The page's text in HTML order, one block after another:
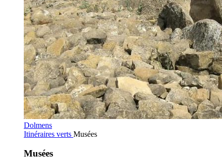
Dolmens
Itinéraires verts Musées
Musées